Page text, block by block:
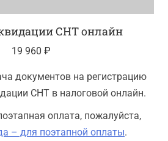
СНТ онлайн
19 960 ₽
документов на регистрацию
СНТ в налоговой онлайн.
оплата, пожалуйста,
– для поэтапной оплаты.